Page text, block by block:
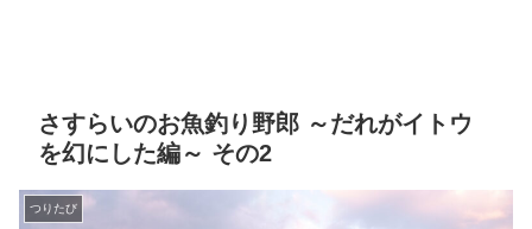
さすらいのお魚釣り野郎 ～だれがイトウ
を幻にした編～ その2
つりたび